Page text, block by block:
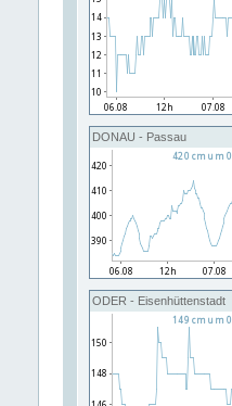
DONAU - Passau
ODER - Eisenhüttenstadt